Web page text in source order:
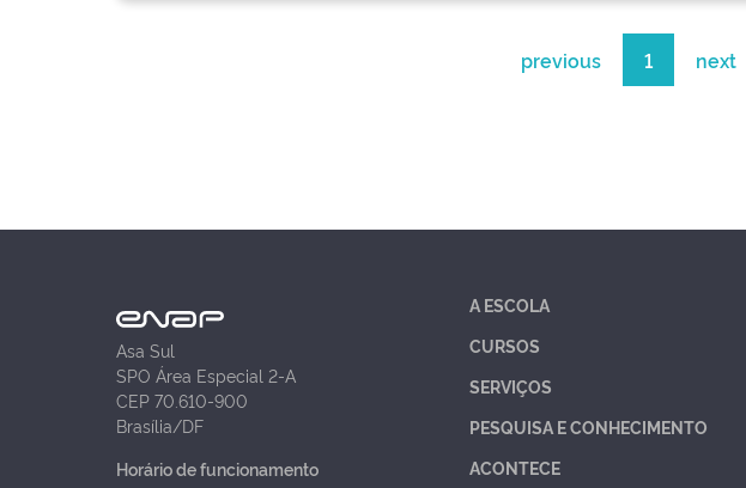
previous 1 next
Asa Sul
SPO Área Especial 2-A
CEP 70.610-900
Brasília/DF
Horário de funcionamento
A ESCOLA
CURSOS
SERVIÇOS
PESQUISA E CONHECIMENTO
ACONTECE